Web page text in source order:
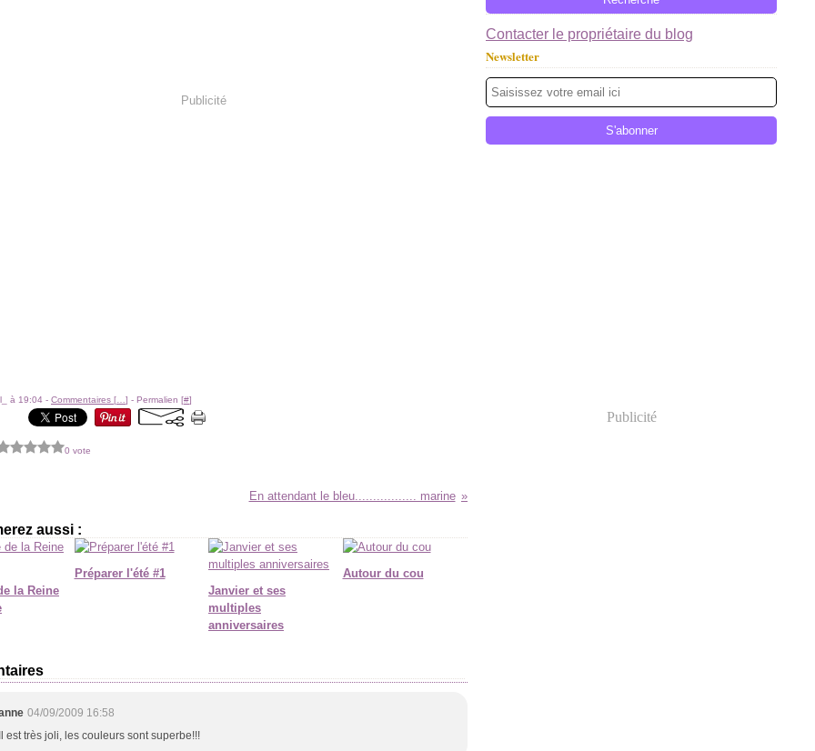
Publicité
à 19:04 - Commentaires [ ] - Permalien [#]
0 vote
En attendant le bleu................. marine
aussi :
la Reine
Préparer l'été #1
Janvier et ses
multiples
anniversaires
Autour du cou
04/09/2009 16:58
est très joli, les couleurs sont superbe!!!
Contacter le propriétaire du blog
Newsletter
Publicité